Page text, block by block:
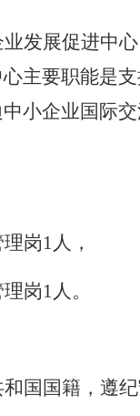
发展促进中
主要职能是
小企业国际
岗1人，
岗1人。
国国籍，遵纪